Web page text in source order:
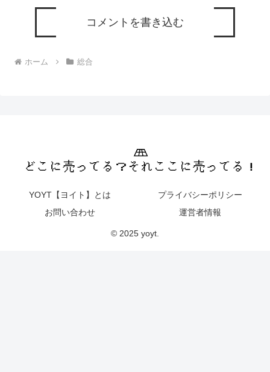
コメントを書き込む
ホーム 総合
YOYT【ヨイト】とは
プライバシーポリシー
お問い合わせ
運営者情報
© 2025 yoyt.